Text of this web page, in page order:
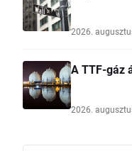
2026.
A TTF-gáz
2026.